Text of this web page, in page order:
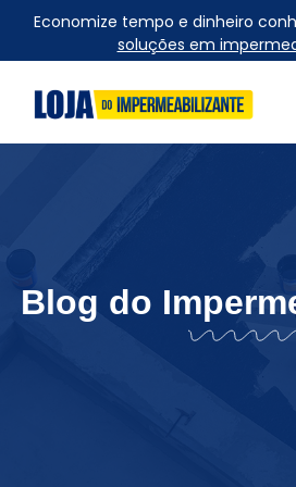
Economize tempo e dinheiro
soluções em
Blog do